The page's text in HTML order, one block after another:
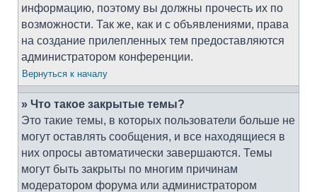
информацию, поэтому вы должны прочесть их по
возможности. Так же, как и с объявлениями, права
на создание прилепленных тем предоставляются
администратором конференции.
Вернуться к началу
» Что такое закрытые темы?
Это такие темы, в которых пользователи больше не
могут оставлять сообщения, и все находящиеся в
них опросы автоматически завершаются. Темы
могут быть закрыты по многим причинам
модератором форума или администратором